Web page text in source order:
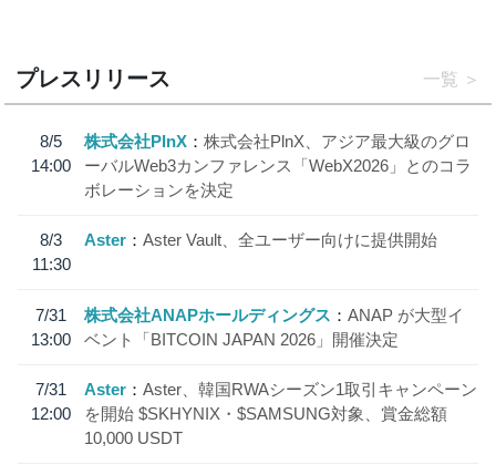
プレスリリース 一覧
8/5
14:00
株式会社PlnX
株式会社PlnX、アジア最大級のグロ
ーバルWeb3カンファレンス「WebX2026」とのコラ
ボレーションを決定
8/3
11:30
Aster Aster Vault、全ユーザー向けに提供開始
7/31
13:00
株式会社ANAPホールディングス
ANAP が大型イ
ベント「BITCOIN JAPAN 2026」開催決定
7/31
12:00
Aster
Aster、韓国RWAシーズン1取引キャンペーン
を開始 $SKHYNIX・$SAMSUNG対象、賞金総額
10,000 USDT